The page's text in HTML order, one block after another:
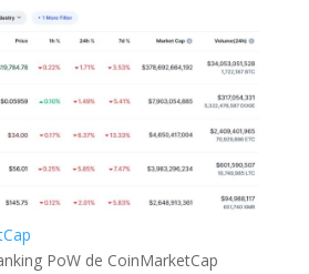
PoW de CoinMarketCap